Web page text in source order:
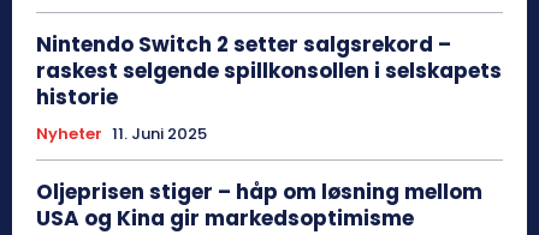
Nintendo Switch 2 setter salgsrekord –
raskest selgende spillkonsollen i selskapets
historie
Nyheter 11. Juni 2025
Oljeprisen stiger – håp om løsning mellom
USA og Kina gir markedsoptimisme